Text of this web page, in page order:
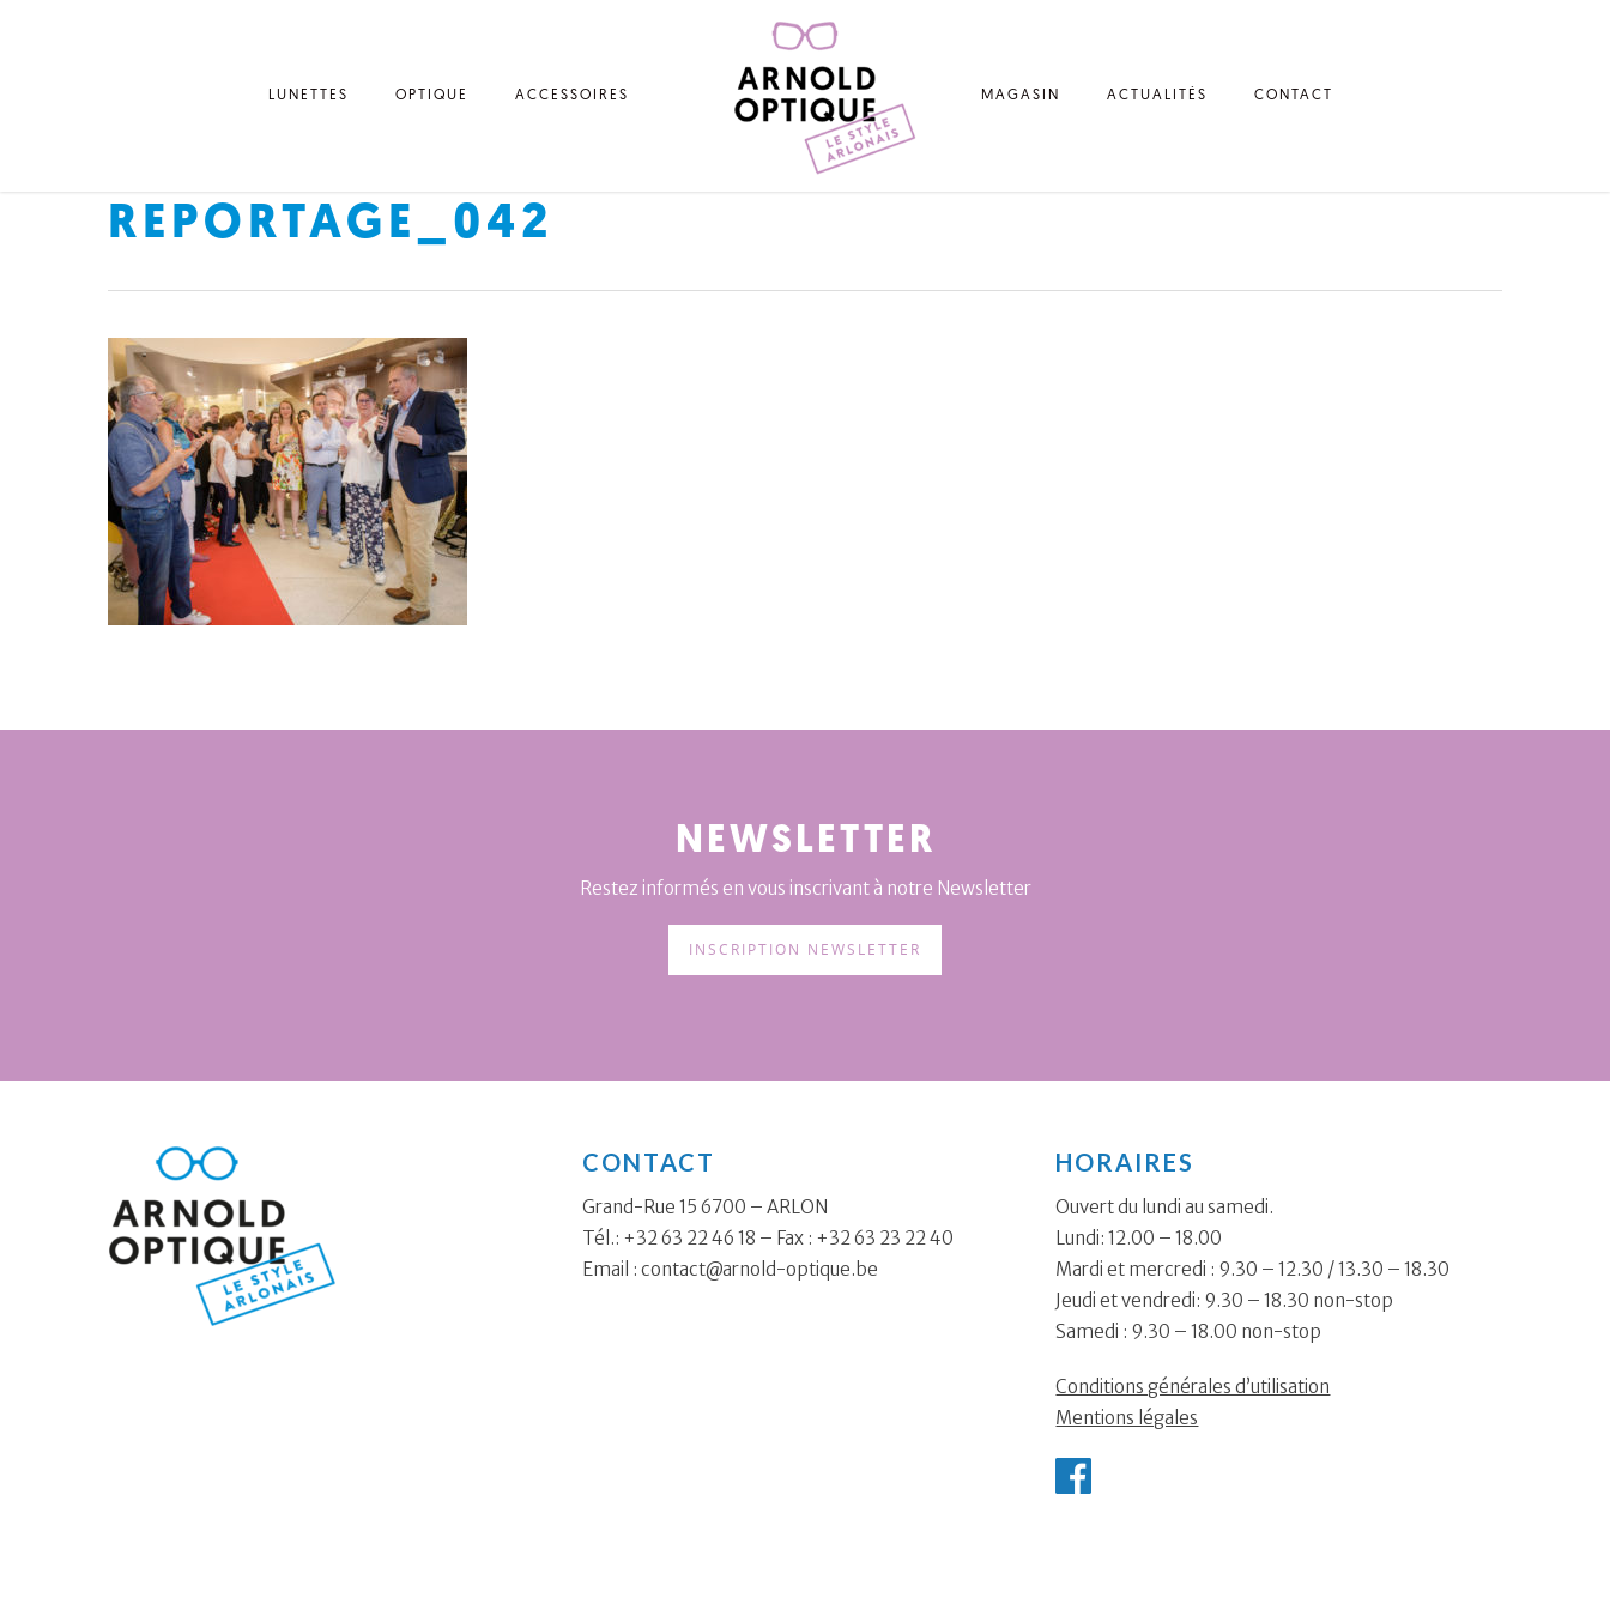
LUNETTES OPTIQUE ACCESSOIRES MAGASIN ACTUALITÉS CONTACT
REPORTAGE_042
NEWSLETTER
Restez informés en vous inscrivant à notre Newsletter
INSCRIPTION NEWSLETTER
CONTACT
Grand-Rue 15 6700 – ARLON
Tél.: +32 63 22 46 18 – Fax : +32 63 23 22 40
Email : contact@arnold-optique.be
HORAIRES
Ouvert du lundi au samedi.
Lundi: 12.00 – 18.00
Mardi et mercredi : 9.30 – 12.30 / 13.30 – 18.30
Jeudi et vendredi: 9.30 – 18.30 non-stop
Samedi : 9.30 – 18.00 non-stop
Conditions générales d’utilisation
Mentions légales